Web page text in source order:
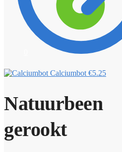
Calciumbot €5.25
Natuurbeen
gerookt